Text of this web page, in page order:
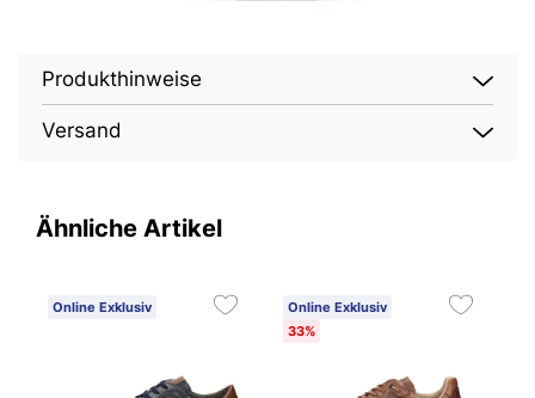
Produkthinweise
Versand
Ähnliche Artikel
Online Exklusiv
Online Exklusiv
33%